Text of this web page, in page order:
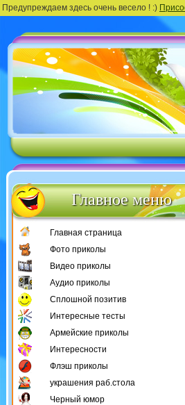
Предупреждаем здесь очень весело ! :)
Главное меню
Главная страница
Фото приколы
Видео приколы
Аудио приколы
Сплошной позитив
Интересные тесты
Армейские приколы
Интересности
Флэш приколы
украшения раб.стола
Черный юмор